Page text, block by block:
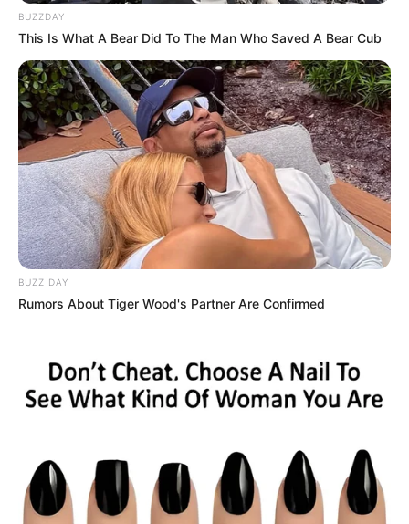
BUZZDAY
This Is What A Bear Did To The Man Who Saved A Bear Cub
BUZZ DAY
Rumors About Tiger Wood's Partner Are Confirmed